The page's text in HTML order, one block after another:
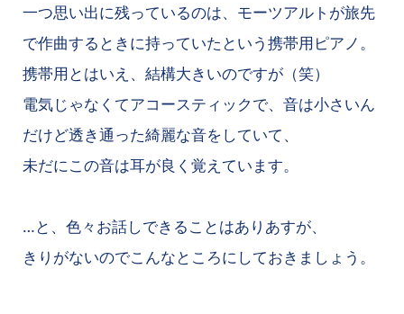
一つ思い出に残っているのは、モーツアルトが旅先
で作曲するときに持っていたという携帯用ピアノ。
携帯用とはいえ、結構大きいのですが（笑）
電気じゃなくてアコースティックで、音は小さいん
だけど透き通った綺麗な音をしていて、
未だにこの音は耳が良く覚えています。
…と、色々お話しできることはありあすが、
きりがないのでこんなところにしておきましょう。